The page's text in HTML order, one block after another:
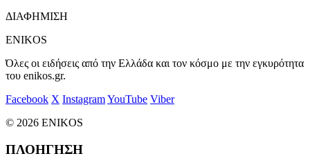
ΔΙΑΦΗΜΙΣΗ
ENIKOS
Όλες οι ειδήσεις από την Ελλάδα και τον κόσμο με την εγκυρότητα
του enikos.gr.
Facebook X InstagramYouTube Viber
© 2026 ENIKOS
ΠΛΟΗΓΗΣΗ